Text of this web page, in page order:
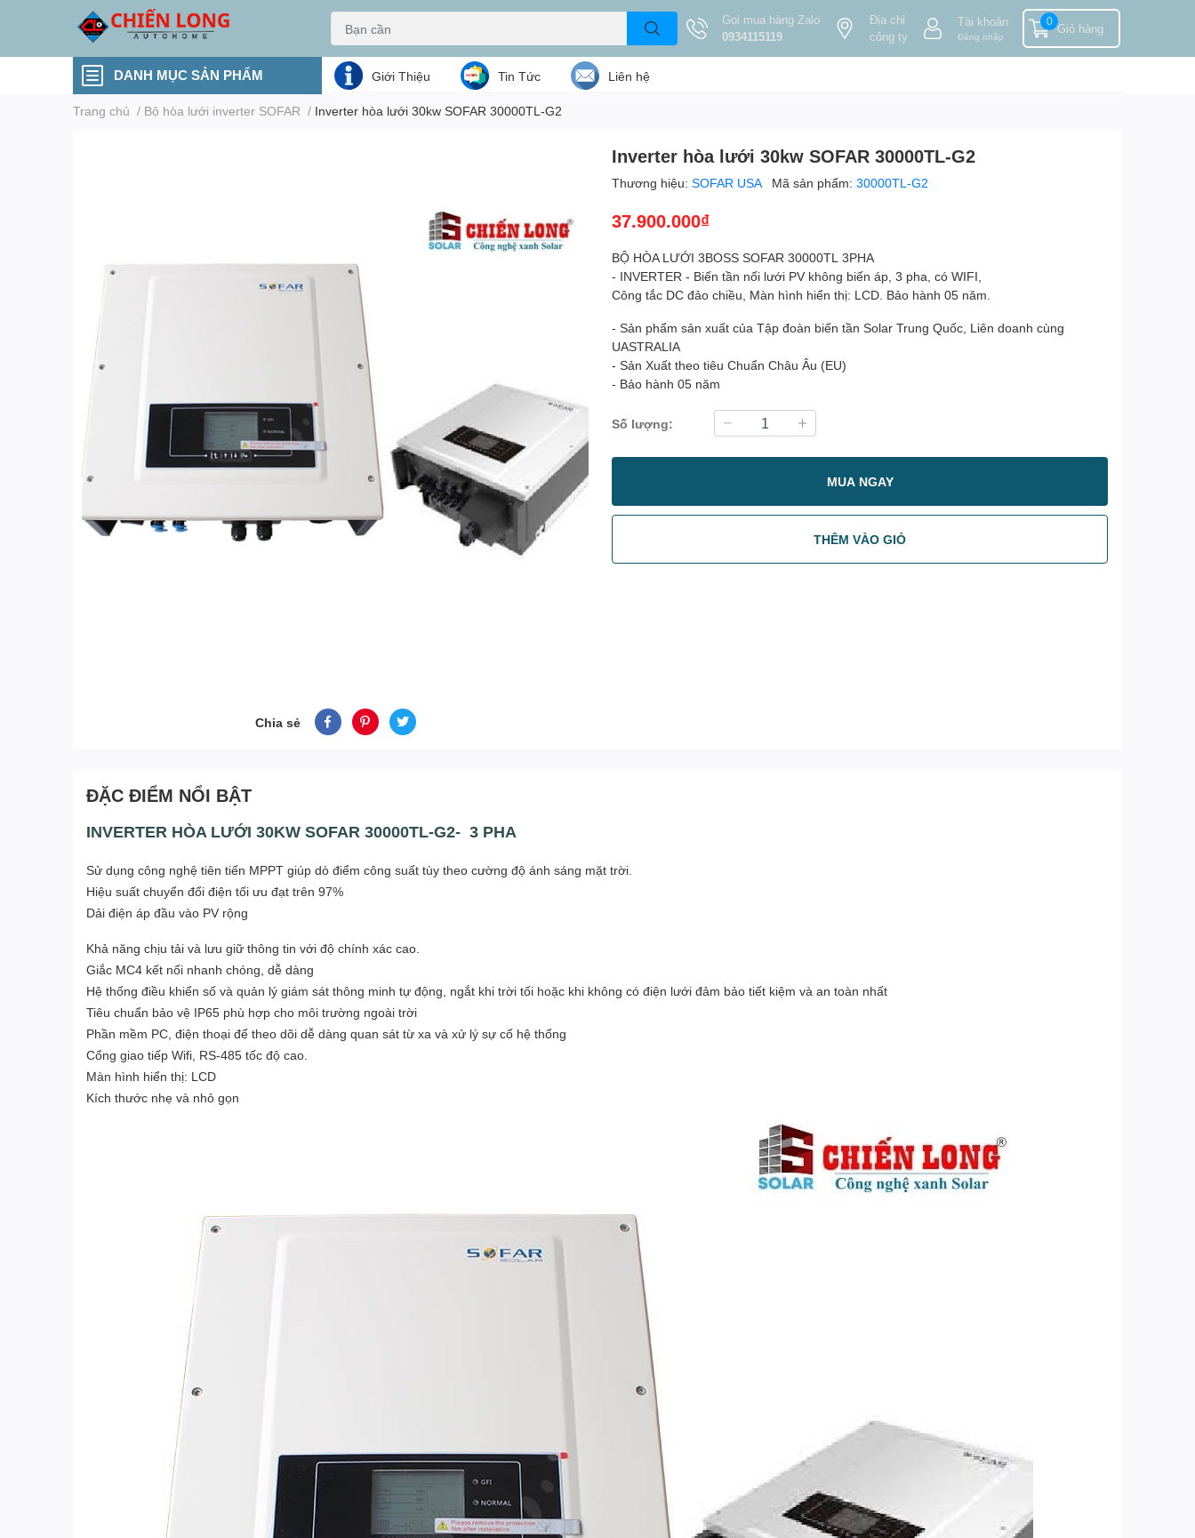
Gọi mua hàng Zalo
0934115119
Địa chỉ
công ty
Tài khoản
Đăng nhập
Giỏ hàng
0
DANH MỤC SẢN PHẨM Giới Thiệu Tin Tức Liên hệ
Trang chủ / Bộ hòa lưới inverter SOFAR / Inverter hòa lưới 30kw SOFAR 30000TL-G2
Chia sẻ
Inverter hòa lưới 30kw SOFAR 30000TL-G2
Thương hiệu: SOFAR USA Mã sản phẩm: 30000TL-G2
37.900.000₫
BỘ HÒA LƯỚI 3BOSS SOFAR 30000TL 3PHA
- INVERTER - Biến tần nối lưới PV không biến áp, 3 pha, có WIFI,
Công tắc DC đảo chiều, Màn hình hiển thị: LCD. Bảo hành 05 năm.
- Sản phẩm sản xuất của Tập đoàn biến tần Solar Trung Quốc, Liên doanh cùng
UASTRALIA
- Sản Xuất theo tiêu Chuẩn Châu Âu (EU)
- Bảo hành 05 năm
Số lượng:
MUA NGAY
THÊM VÀO GIỎ
ĐẶC ĐIỂM NỔI BẬT
INVERTER HÒA LƯỚI 30KW SOFAR 30000TL-G2- 3 PHA
Sử dụng công nghệ tiên tiến MPPT giúp dò điểm công suất tùy theo cường độ ánh sáng mặt trời.
Hiệu suất chuyển đổi điện tối ưu đạt trên 97%
Dải điện áp đầu vào PV rộng
Khả năng chịu tải và lưu giữ thông tin với độ chính xác cao.
Giắc MC4 kết nối nhanh chóng, dễ dàng
Hệ thống điều khiển số và quản lý giám sát thông minh tự động, ngắt khi trời tối hoặc khi không có điện lưới đảm bảo tiết kiệm và an toàn nhất
Tiêu chuẩn bảo vệ IP65 phù hợp cho môi trường ngoài trời
Phần mềm PC, điện thoại để theo dõi dễ dàng quan sát từ xa và xử lý sự cố hệ thống
Cổng giao tiếp Wifi, RS-485 tốc độ cao.
Màn hình hiển thị: LCD
Kích thước nhẹ và nhỏ gọn